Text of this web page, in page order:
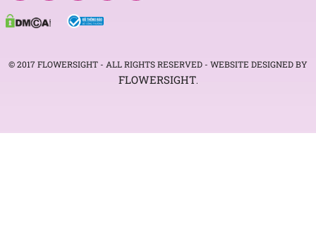
© 2017 FLOWERSIGHT - ALL RIGHTS RESERVED - WEBSITE DESIGNED BY
FLOWERSIGHT.